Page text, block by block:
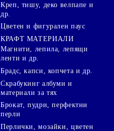
Креп, тишу, деко велпапе и
др.
Цветен и фигурален паус
КРАФТ МАТЕРИАЛИ
Магнити, лепила, лепящи
ленти и др.
Брадс, капси, копчета и др.
Скрабукинг албуми и
материали за тях
Брокат, пудри, перфектни
перли
Перлички, мозайки, цветен